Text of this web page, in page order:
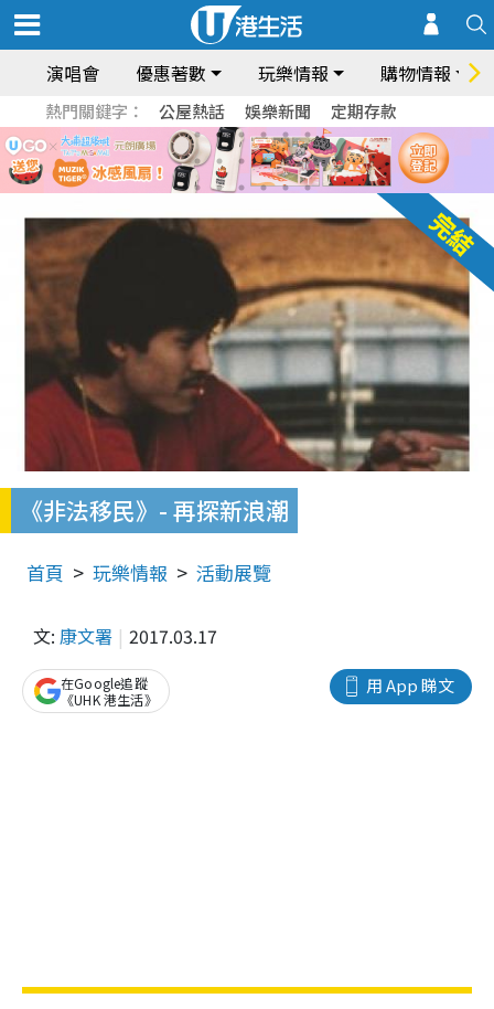
演唱會 優惠著數 玩樂情報 購物情報
熱門關鍵字： 公屋熱話 娛樂新聞 定期存款
《非法移民》- 再探新浪潮
首頁 玩樂情報 活動展覽
文: 康文署 2017.03.17
用 App 睇文
在Google追蹤
《UHK 港生活》